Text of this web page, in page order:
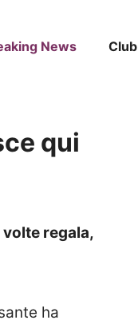
News Club
qui
regala,
ha